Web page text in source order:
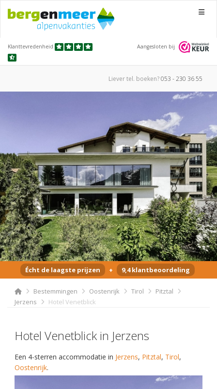
Menu
Klanttevredenheid Aangesloten bij
Liever tel. boeken?053 - 230 36 55
Écht de laagste prijzen + 9,4 klantbeoordeling
Bestemmingen Oostenrijk Tirol
Pitztal
Jerzens
Hotel Venetblick
Hotel Venetblick in Jerzens
Een 4-sterren accommodatie in Jerzens, Pitztal, Tirol,
Oostenrijk.